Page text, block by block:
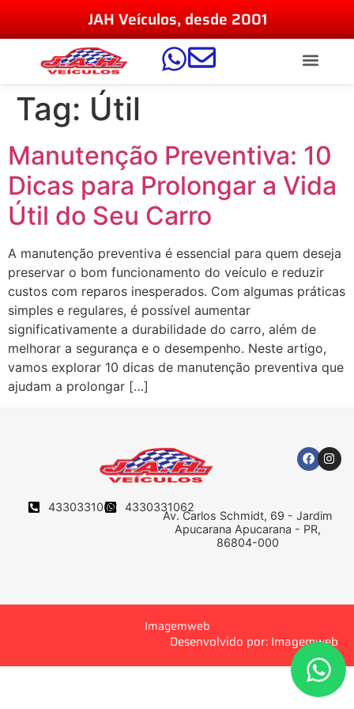
JAH Veículos, desde 2001
Tag: Útil
Manutenção Preventiva: 10
Dicas para Prolongar a Vida
Útil do Seu Carro
A manutenção preventiva é essencial para quem deseja
preservar o bom funcionamento do veículo e reduzir
custos com reparos inesperados. Com algumas práticas
simples e regulares, é possível aumentar
significativamente a durabilidade do carro, além de
melhorar a segurança e o desempenho. Neste artigo,
vamos explorar 10 dicas de manutenção preventiva que
ajudam a prolongar […]
4330331062 4330331062
Av. Carlos Schmidt, 69 - Jardim
Apucarana Apucarana - PR,
86804-000
Imagemweb
Desenvolvido por: Imagemweb